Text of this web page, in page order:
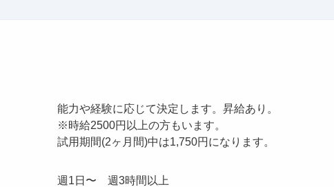
能力や経験に応じて決定します。昇給あり。
※時給2500円以上の方もいます。
試用期間(2ヶ月間)中は1,750円になります。
週1日〜 週3時間以上